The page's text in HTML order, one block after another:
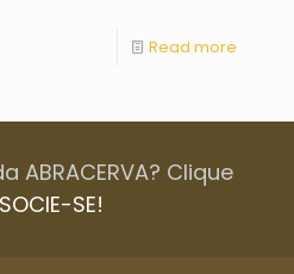
Read more
ABRACERVA? Clique
SE!